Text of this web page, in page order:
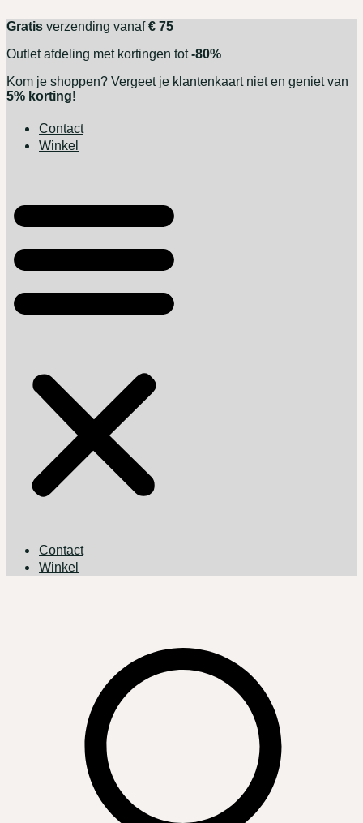
naar
de
Gratis verzending vanaf€ 75
Outlet afdeling met kortingen tot-80%
Kom je shoppen? Vergeet je klantenkaart niet en geniet van
5% korting!
Contact
Winkel
Contact
Winkel